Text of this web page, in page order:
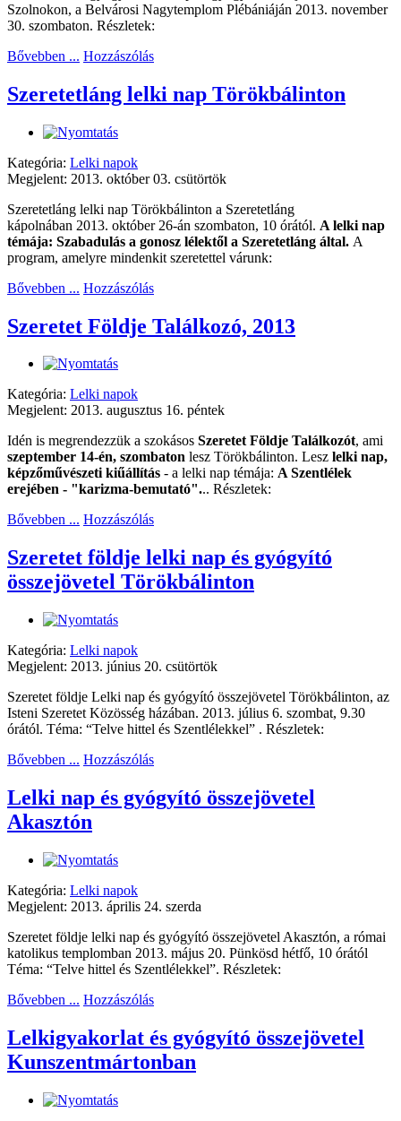
Szolnokon, a Belvárosi Nagytemplom Plébániáján 2013. november
30. szombaton. Részletek:
Bővebben ... Hozzászólás
Szeretetláng lelki nap Törökbálinton
Kategória: Lelki napok
Megjelent: 2013. október 03. csütörtök
Szeretetláng lelki nap Törökbálinton a Szeretetláng
kápolnában 2013. október 26-án szombaton, 10 órától. A lelki nap
témája: Szabadulás a gonosz lélektől a Szeretetláng által. A
program, amelyre mindenkit szeretettel várunk:
Bővebben ... Hozzászólás
Szeretet Földje Találkozó, 2013
Kategória: Lelki napok
Megjelent: 2013. augusztus 16. péntek
Idén is megrendezzük a szokásos Szeretet Földje Találkozót, ami
szeptember 14-én, szombaton lesz Törökbálinton. Lesz lelki nap,
képzőművészeti kiűállítás - a lelki nap témája: A Szentlélek
erejében - "karizma-bemutató"... Részletek:
Bővebben ... Hozzászólás
Szeretet földje lelki nap és gyógyító
összejövetel Törökbálinton
Kategória: Lelki napok
Megjelent: 2013. június 20. csütörtök
Szeretet földje Lelki nap és gyógyító összejövetel Törökbálinton, az
Isteni Szeretet Közösség házában. 2013. július 6. szombat, 9.30
órától. Téma: “Telve hittel és Szentlélekkel” . Részletek:
Bővebben ... Hozzászólás
Lelki nap és gyógyító összejövetel
Akasztón
Kategória: Lelki napok
Megjelent: 2013. április 24. szerda
Szeretet földje lelki nap és gyógyító összejövetel Akasztón, a római
katolikus templomban 2013. május 20. Pünkösd hétfő, 10 órától
Téma: “Telve hittel és Szentlélekkel”. Részletek:
Bővebben ... Hozzászólás
Lelkigyakorlat és gyógyító összejövetel
Kunszentmártonban